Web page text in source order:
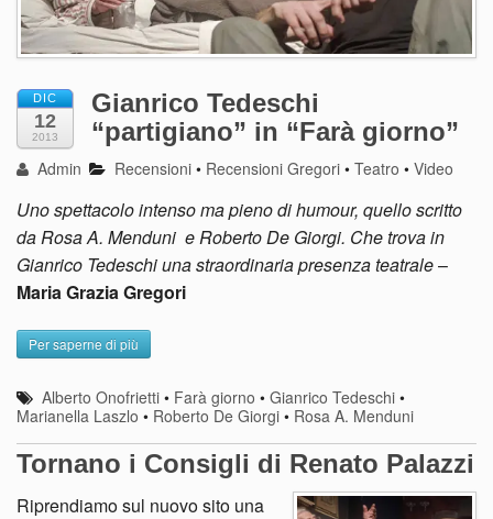
DIC
12
2013
Gianrico Tedeschi
“partigiano” in “Farà giorno”
Admin Recensioni • Recensioni Gregori •Teatro •Video
Uno spettacolo intenso ma pieno di humour, quello scritto
da Rosa A. Menduni e Roberto De Giorgi. Che trova in
Gianrico Tedeschi una straordinaria presenza teatrale–
Maria Grazia Gregori
Per saperne di più
Alberto Onofrietti • Farà giorno •Gianrico Tedeschi •
Marianella Laszlo • Roberto De Giorgi • Rosa A. Menduni
Tornano i Consigli di Renato Palazzi
Riprendiamo sul nuovo sito una